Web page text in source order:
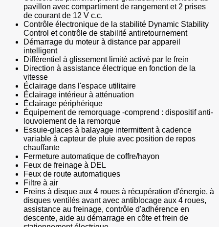
pavillon avec compartiment de rangement et 2 prises
de courant de 12 V c.c.
Contrôle électronique de la stabilité Dynamic Stability
Control et contrôle de stabilité antiretournement
Démarrage du moteur à distance par appareil
intelligent
Différentiel à glissement limité activé par le frein
Direction à assistance électrique en fonction de la
vitesse
Éclairage dans l'espace utilitaire
Éclairage intérieur à atténuation
Éclairage périphérique
Équipement de remorquage -comprend : dispositif anti-
louvoiement de la remorque
Essuie-glaces à balayage intermittent à cadence
variable à capteur de pluie avec position de repos
chauffante
Fermeture automatique de coffre/hayon
Feux de freinage à DEL
Feux de route automatiques
Filtre à air
Freins à disque aux 4 roues à récupération d'énergie, à
disques ventilés avant avec antiblocage aux 4 roues,
assistance au freinage, contrôle d'adhérence en
descente, aide au démarrage en côte et frein de